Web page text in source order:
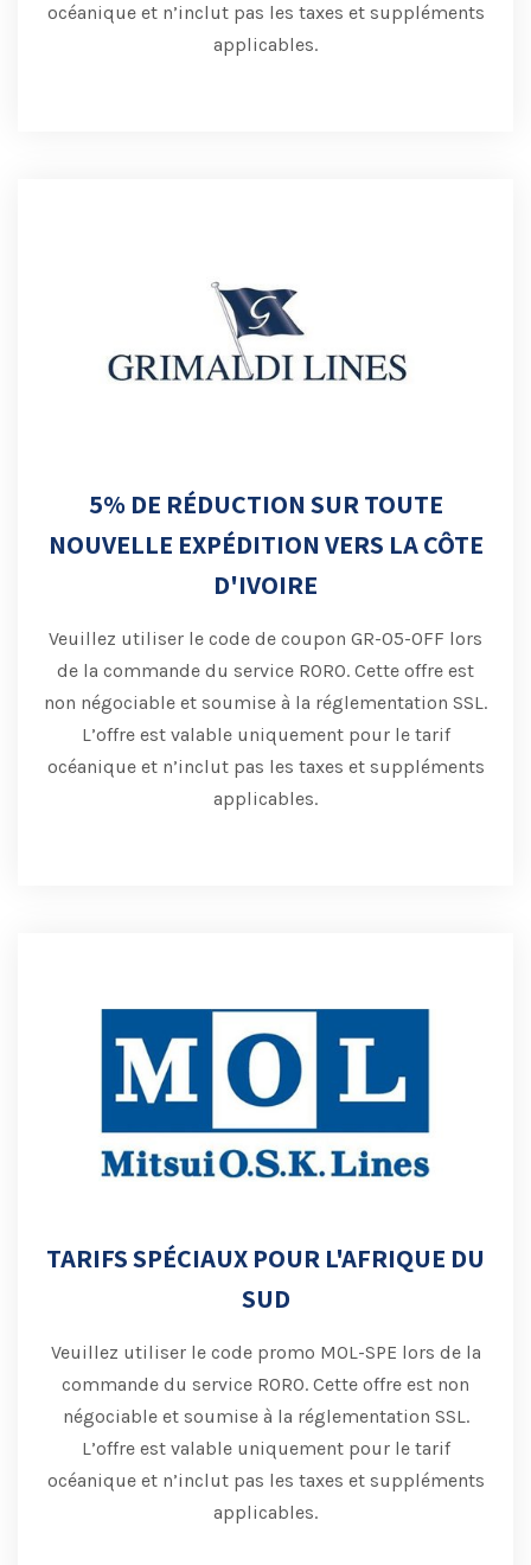
océanique et n’inclut pas les taxes et suppléments
applicables.
5% DE RÉDUCTION SUR TOUTE
NOUVELLE EXPÉDITION VERS LA CÔTE
D'IVOIRE
Veuillez utiliser le code de coupon GR-05-OFF lors
de la commande du service RORO. Cette offre est
non négociable et soumise à la réglementation SSL.
L’offre est valable uniquement pour le tarif
océanique et n’inclut pas les taxes et suppléments
applicables.
TARIFS SPÉCIAUX POUR L'AFRIQUE DU
SUD
Veuillez utiliser le code promo MOL-SPE lors de la
commande du service RORO. Cette offre est non
négociable et soumise à la réglementation SSL.
L’offre est valable uniquement pour le tarif
océanique et n’inclut pas les taxes et suppléments
applicables.